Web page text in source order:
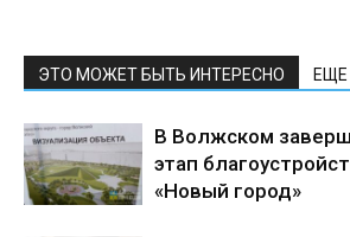
ЭТО МОЖЕТ БЫТЬ ИНТЕРЕСНО
В Волжском
этап
«Новый город»